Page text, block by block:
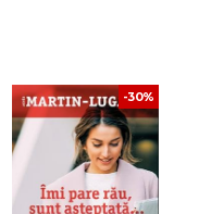
-30%